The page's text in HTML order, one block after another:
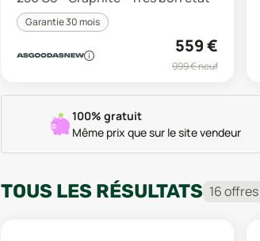
Garantie 30 mois
559€
999€ neuf
100% gratuit
Même prix que sur le site vendeur
TOUS LES RÉSULTATS 16offres